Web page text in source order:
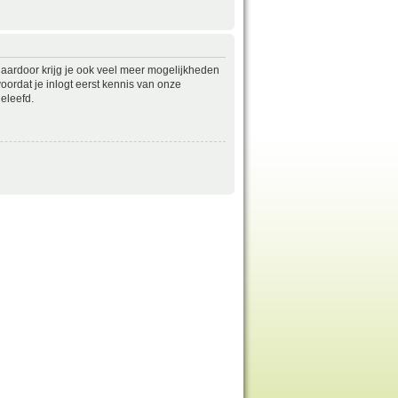
krijg je ook veel meer mogelijkheden
je inlogt eerst kennis van onze